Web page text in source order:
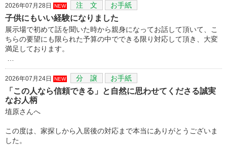
2026年07月28日 NEW 注 文 お手紙
子供にもいい経験になりました
展示場で初めて話を聞いた時から親身になってお話して頂いて、こ
ちらの要望にも限られた予算の中でできる限り対応して頂き、大変
満足しております。
2026年07月24日 NEW 分 譲 お手紙
「この人なら信頼できる」と自然に思わせてくださる誠実
なお人柄
埴原さんへ
この度は、家探しから入居後の対応まで本当にありがとうございま
した。